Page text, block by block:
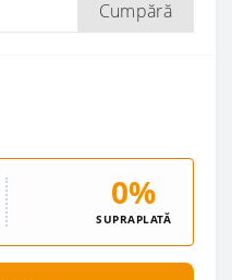
Cumpără
0%
SUPRAPLATĂ